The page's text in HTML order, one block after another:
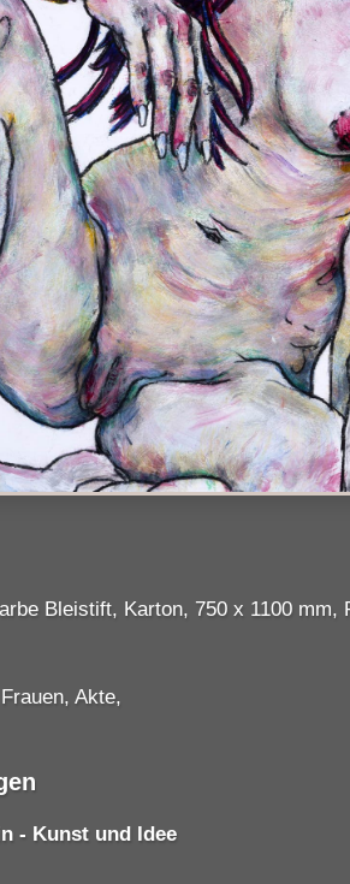
Bleistift, Karton, 750 x 1100 mm,
Akte,
- Kunst und Idee